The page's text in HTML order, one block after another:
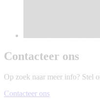
Contacteer ons
Op zoek naar meer info? Stel
Contacteer ons